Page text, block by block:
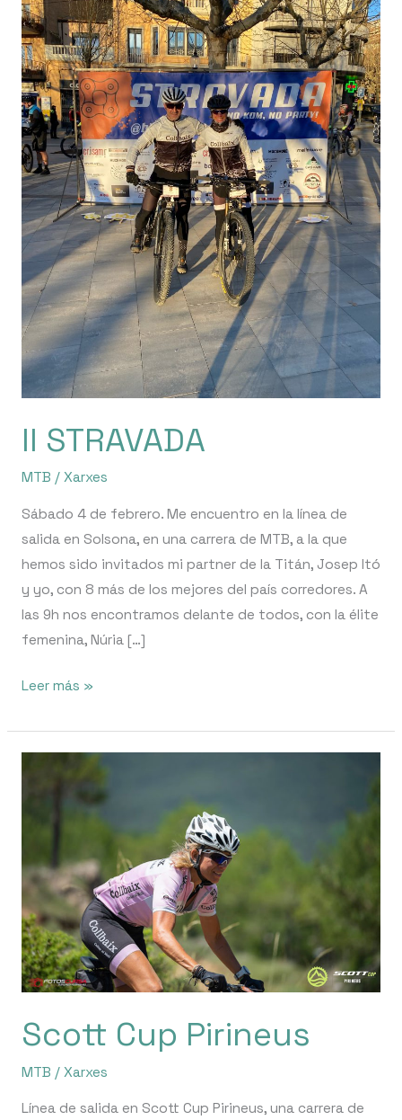
II STRAVADA
MTB / Xarxes
Sábado 4 de febrero. Me encuentro en la línea de
salida en Solsona, en una carrera de MTB, a la que
hemos sido invitados mi partner de la Titán, Josep Itó
y yo, con 8 más de los mejores del país corredores. A
las 9h nos encontramos delante de todos, con la élite
femenina, Núria […]
Leer más »
Scott Cup Pirineus
MTB / Xarxes
Línea de salida en Scott Cup Pirineus, una carrera de